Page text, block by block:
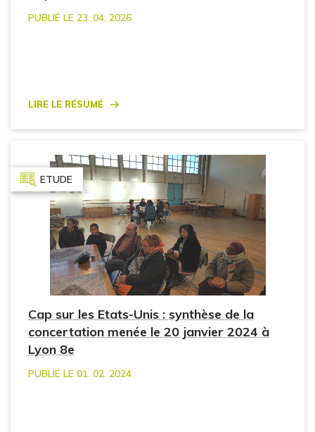
PUBLIÉ LE 23. 04. 2026
Lire le résumé
ETUDE
Cap sur les Etats-Unis : synthèse de la
concertation menée le 20 janvier 2024 à
Lyon 8e
PUBLIÉ LE 01. 02. 2024